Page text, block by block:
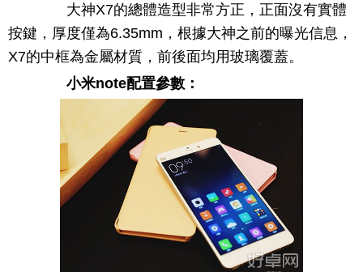
大神X7的總體造型非常方正，正面沒有實體
按鍵，厚度僅為6.35mm，根據大神之前的曝光信息，
X7的中框為金屬材質，前後面均用玻璃覆蓋。
小米note配置參數：